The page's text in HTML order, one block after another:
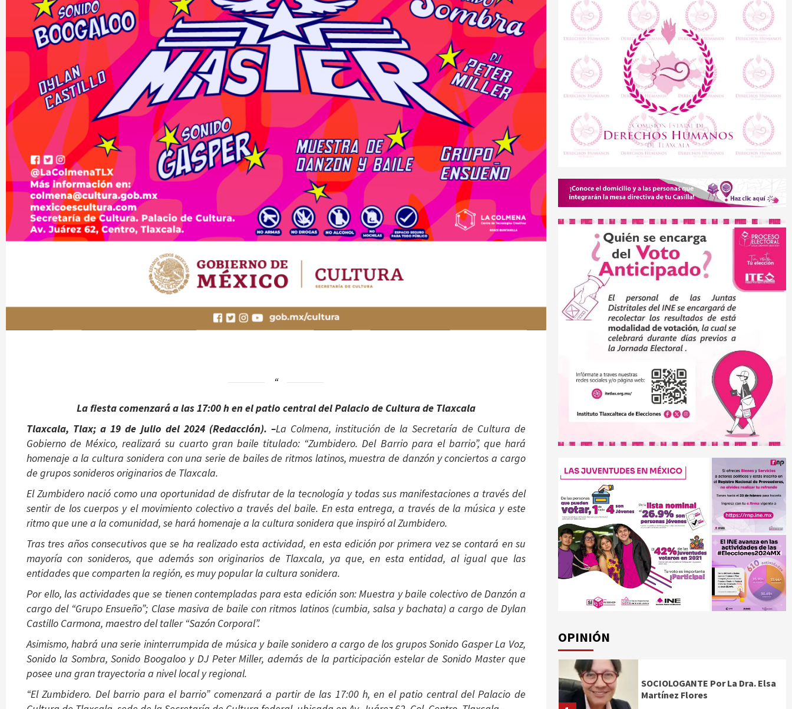
La fiesta comenzará a las 17:00 h en el patio central del Palacio de Cultura de Tlaxcala
Tlaxcala, Tlax; a 19 de julio del 2024 (Redacción). –La Colmena, institución de la Secretaría de Cultura de
Gobierno de México, realizará su cuarto gran baile titulado: “Zumbidero. Del Barrio para el barrio”, que hará
homenaje a la cultura sonidera con una serie de bailes de ritmos latinos, muestra de danzón y conciertos a cargo
de grupos sonideros originarios de Tlaxcala.
El Zumbidero nació como una oportunidad de disfrutar de la tecnología y todas sus manifestaciones a través del
sentir de los cuerpos y el movimiento colectivo a través del baile. En esta entrega, a través de la música y este
ritmo que une a la comunidad, se hará homenaje a la cultura sonidera que inspiró al Zumbidero.
Tras tres años consecutivos que se ha realizado esta actividad, en esta edición por primera vez se contará en su
mayoría con sonideros, que además son originarios de Tlaxcala, ya que, en esta entidad, al igual que las
entidades que comparten la región, es muy popular la cultura sonidera.
Por ello, las actividades que se tienen contempladas para esta edición son: Muestra y baile colectivo de Danzón a
cargo del “Grupo Ensueño”; Clase masiva de baile con ritmos latinos (cumbia, salsa y bachata) a cargo de Dylan
Castillo Carmona, maestro del taller “Sazón Corporal”.
Asimismo, habrá una serie ininterrumpida de música y baile sonidero a cargo de los grupos Sonido Gasper La Voz,
Sonido la Sombra, Sonido Boogaloo y DJ Peter Miller, además de la participación estelar de Sonido Master que
posee una gran trayectoria a nivel local y regional.
“El Zumbidero. Del barrio para el barrio” comenzará a partir de las 17:00 h, en el patio central del Palacio de
OPINIÓN
SOCIOLOGANTE Por La Dra. Elsa
Martínez Flores